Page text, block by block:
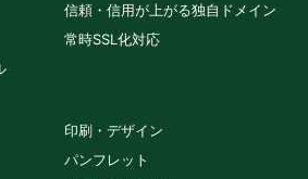
信頼・信用が上がる独自ドメイン
常時SSL化対応
印刷・デザイン
パンフレット